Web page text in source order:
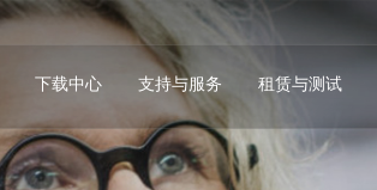
下载中心 支持与服务 租赁与测试